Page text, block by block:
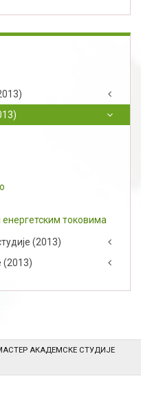
токовима
(2013)
(2013)
АКАДЕМСКЕ СТУДИЈЕ